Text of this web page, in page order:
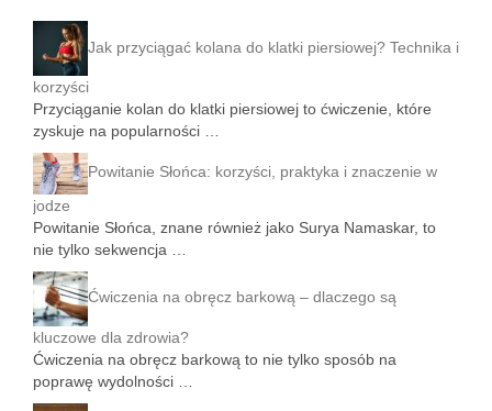
Jak przyciągać kolana do klatki piersiowej? Technika i
korzyści
Przyciąganie kolan do klatki piersiowej to ćwiczenie, które
zyskuje na popularności …
Powitanie Słońca: korzyści, praktyka i znaczenie w
jodze
Powitanie Słońca, znane również jako Surya Namaskar, to
nie tylko sekwencja …
Ćwiczenia na obręcz barkową – dlaczego są
kluczowe dla zdrowia?
Ćwiczenia na obręcz barkową to nie tylko sposób na
poprawę wydolności …